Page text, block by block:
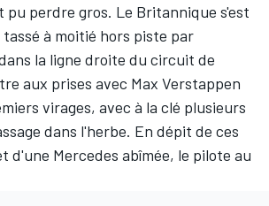
pu perdre gros. Le Britannique s'est
à moitié hors piste par
la ligne droite du circuit de
aux prises avec Max Verstappen
virages, avec à la clé plusieurs
dans l'herbe. En dépit de ces
d'une Mercedes abîmée, le pilote au